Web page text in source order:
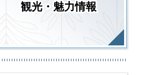
観光・魅力情報